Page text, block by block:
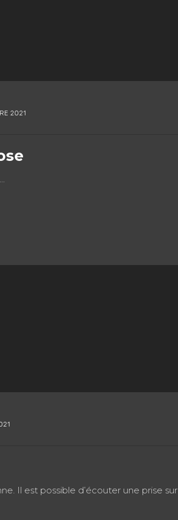
2021
Il est possible d’écouter une prise sur